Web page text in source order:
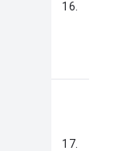
16.
17.